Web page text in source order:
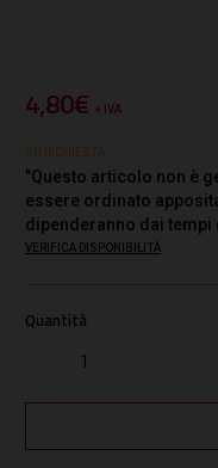
4,80€ + IVA
SU RICHIESTA
"Questo articolo non è
essere ordinato
dipenderanno dai
VERIFICA DISPONIBILITÀ
Quantità